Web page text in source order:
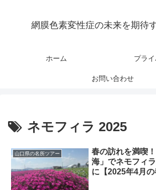
網膜色素変性症の未来を期待
ホーム プラ
お問い合わせ
ネモフィラ 2025
山口県の名所ツアー
春の訪れを満喫
海」でネモフィ
に【2025年4月の